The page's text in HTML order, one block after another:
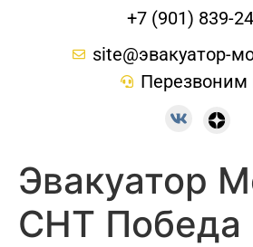
+7 (901) 839-
site@эвакуатор-
Перезвоним
Эвакуатор
СНТ Победа